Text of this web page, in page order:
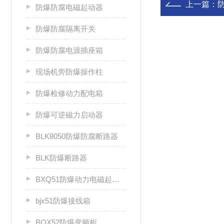
防爆防腐电磁起动器
防爆防腐隔离开关
防爆防腐电源插座箱
现场机旁防爆操作柱
防爆检修动力配电箱
防爆可逆磁力启动器
BLK8050防爆防腐断路器
BLK防爆断路器
BXQ51防爆动力电磁起动箱
bjx51防爆接线箱
BQX52防爆变频柜
上一篇：